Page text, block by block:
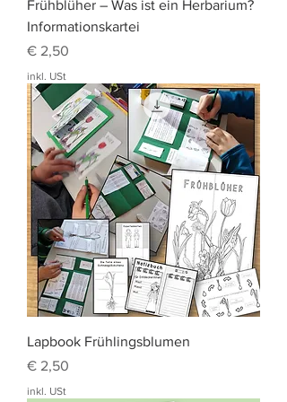
Frühblüher – Was ist ein Herbarium?
Informationskartei
Preis
€ 2,50
inkl. USt
Lapbook Frühlingsblumen
Preis
€ 2,50
inkl. USt